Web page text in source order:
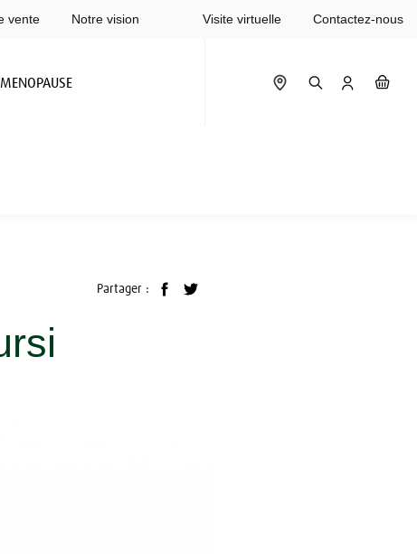
vente Notre vision Visite virtuelle Contactez-nous
MENOPAUSE
Partager :